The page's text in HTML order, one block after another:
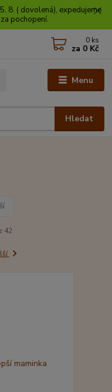
8. ( dovolená), expedujeme
pochopení.
Menu
Hledat
0 ks
za 0 Kč
42